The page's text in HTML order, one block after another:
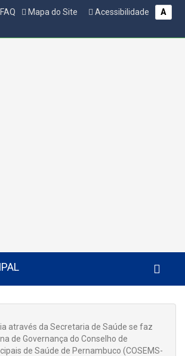
FAQ Mapa do Site Acessibilidade
A
através da Secretaria de Saúde se faz
de Governança do Conselho de
de Saúde de Pernambuco (COSEMS-